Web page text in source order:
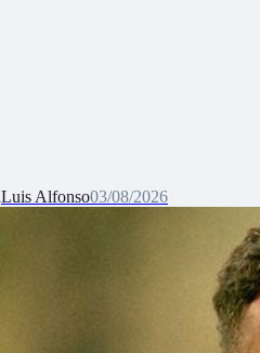
Luis Alfonso03/08/2026